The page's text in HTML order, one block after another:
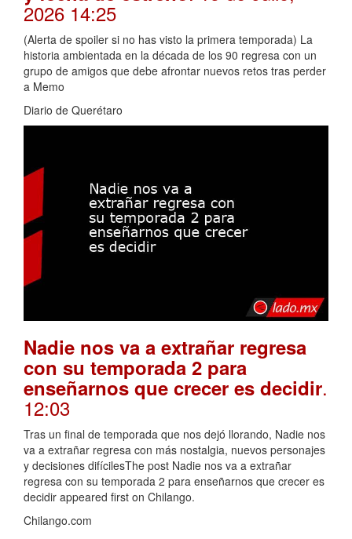
2026 14:25
(Alerta de spoiler si no has visto la primera temporada) La
historia ambientada en la década de los 90 regresa con un
grupo de amigos que debe afrontar nuevos retos tras perder
a Memo
Diario de Querétaro
Nadie nos va a extrañar regresa
con su temporada 2 para
enseñarnos que crecer es decidir.
12:03
Tras un final de temporada que nos dejó llorando, Nadie nos
va a extrañar regresa con más nostalgia, nuevos personajes
y decisiones difícilesThe post Nadie nos va a extrañar
regresa con su temporada 2 para enseñarnos que crecer es
decidir appeared first on Chilango.
Chilango.com